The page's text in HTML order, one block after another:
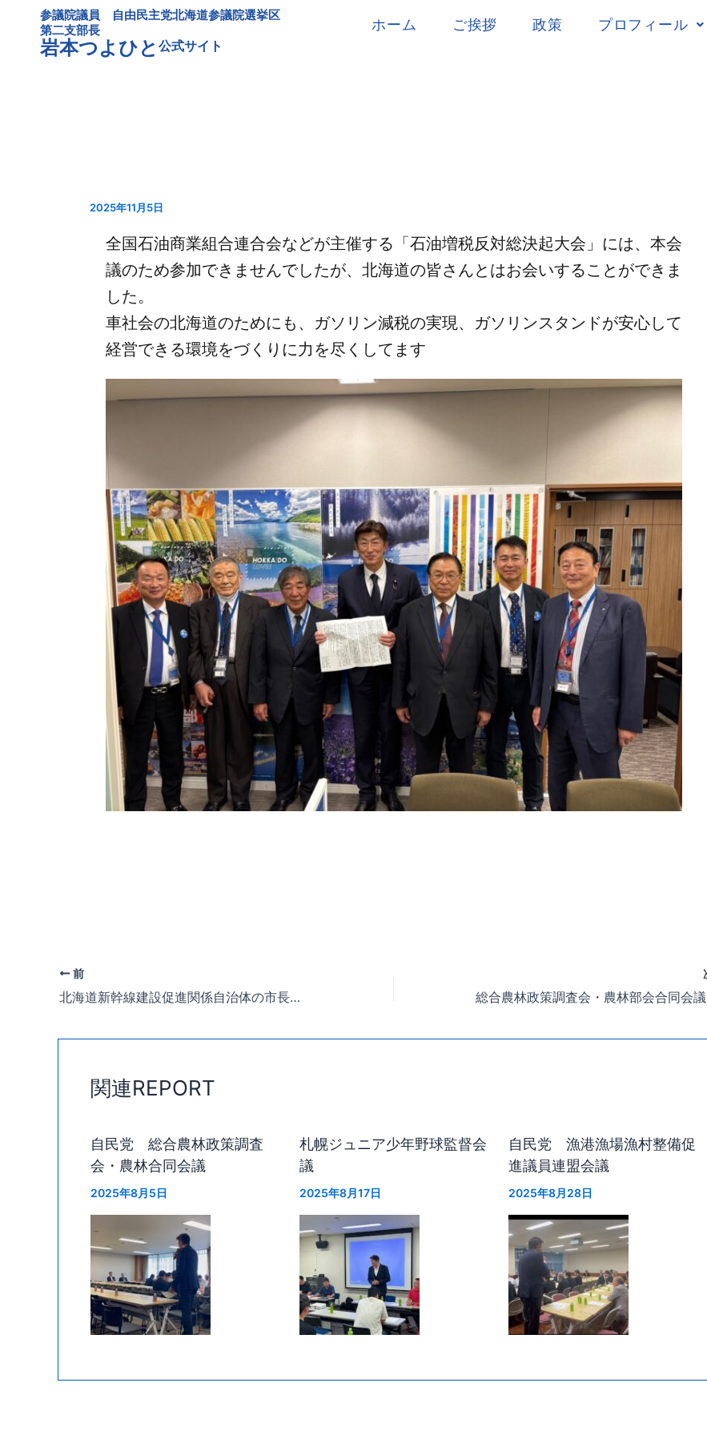
参議院議員 自由民主党北海道参議院選挙区
第二支部長
岩本つよひと 公式サイト
ホーム ご挨拶 政策 プロフィール
2025年11月5日
全国石油商業組合連合会などが主催する「石油増税反対総決起大会」には、本会
議のため参加できませんでしたが、北海道の皆さんとはお会いすることができま
した。
車社会の北海道のためにも、ガソリン減税の実現、ガソリンスタンドが安心して
経営できる環境をづくりに力を尽くしてます
前
北海道新幹線建設促進関係自治体の市長、町長の皆様より要望書を受け取りました。
関連REPORT
自民党 総合農林政策調査
会・農林合同会議
2025年8月5日
札幌ジュニア少年野球監督会
議
2025年8月17日
自民党 漁港漁場漁村整備促
進議員連盟会議
2025年8月28日